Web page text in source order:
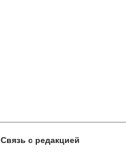
Связь с редакцией